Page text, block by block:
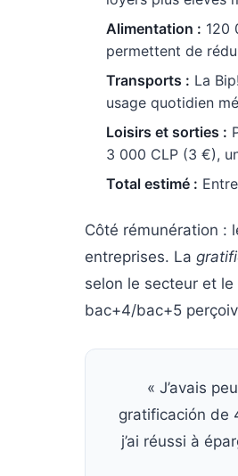
Alimentation : 120
permettent de
Transports : La
usage quotidien
Loisirs et sorties :
3 000 CLP (3 €),
Total estimé :
Côté rémunération :
entreprises. La
selon le secteur et
bac+4/bac+5
« J’avais
gratificación de
j’ai réussi à